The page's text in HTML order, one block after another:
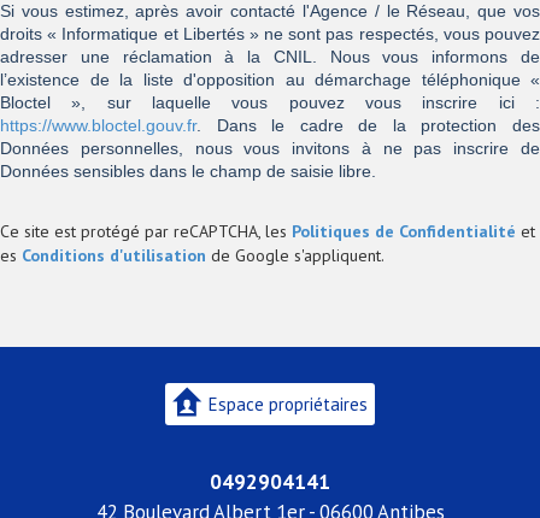
Si vous estimez, après avoir contacté l'Agence / le Réseau, que vos
droits « Informatique et Libertés » ne sont pas respectés, vous pouvez
adresser une réclamation à la CNIL. Nous vous informons de
l’existence de la liste d'opposition au démarchage téléphonique «
Bloctel », sur laquelle vous pouvez vous inscrire ici :
https://www.bloctel.gouv.fr. Dans le cadre de la protection des
Données personnelles, nous vous invitons à ne pas inscrire de
Données sensibles dans le champ de saisie libre.
Ce site est protégé par reCAPTCHA, les Politiques de Confidentialité et
es Conditions d'utilisation de Google s'appliquent.
Espace propriétaires
0492904141
42 Boulevard Albert 1er - 06600 Antibes